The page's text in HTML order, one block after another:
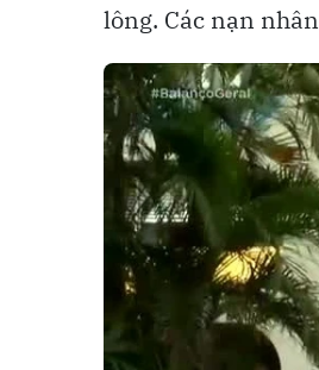
lông. Các nạn